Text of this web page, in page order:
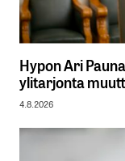
Hypon Ari
ylitarjonta
4.8.2026